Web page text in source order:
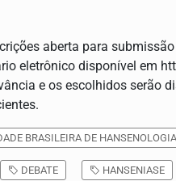
aberta para
eletrônico disponível em
e os escolhidos serão
BRASILEIRA DE HANSENOLOGIA
DEBATE HANSENIASE